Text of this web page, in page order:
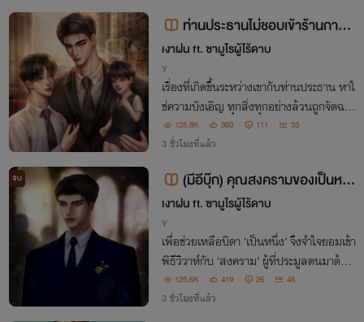
ท่านประธานไม่ชอบเข้าร้านกาแฟ
- [Omegaverse, ผู้ชายท้องได้]
เงาฝน ft. ซามูไรผู้ไร้ดาบ
Y
เรื่องที่เกิดขึ้นระหว่างเขากับท่านประธาน หาใ
ช่ความบังเอิญ ทุกสิ่งทุกอย่างล้วนถูกจัดฉาก
เอาไว้ตั้งแต่แรกเริ่ม… "ถ้าไม่อยากให้ผมตา
มหาคุณกับลูกเจอ ทำไมตอนนั้นคุณถึงไม่ยิง
125.8K 360 111 33
3 ชั่วโมงที่แล้ว
จบ
(มีอีบุ๊ก) คุณสงครามของเป็นหนึ่
ง - [Omegaverse, ผู้ชายท้องได้]
เงาฝน ft. ซามูไรผู้ไร้ดาบ
Y
เพื่อช่วยเหลือบิดา ‘เป็นหนึ่ง’ จึงจำใจยอมเข้า
พิธีวิวาห์กับ ‘สงคราม’ ผู้ที่ประมูลตนมาด้วย
จำนวนเงินหนึ่งพันล้านบาท ทว่าไฉนเจ้าบ่าว
ที่ยืนตรงหน้าเป็นหนึ่งในตอนนี้ ถึงได้หน้าตา
125.6K 419 26 45
3 ชั่วโมงที่แล้ว